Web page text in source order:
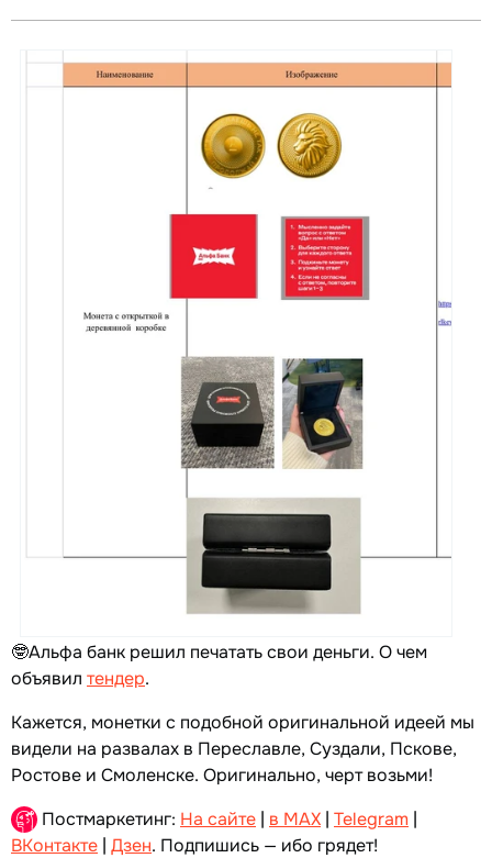
🤓Альфа банк решил печатать свои деньги. О чем
объявил тендер.
Кажется, монетки с подобной оригинальной идеей мы
видели на развалах в Переславле, Суздали, Пскове,
Ростове и Смоленске. Оригинально, черт возьми!
Постмаркетинг: На сайте | в MAX | Telegram |
ВКонтакте | Дзен. Подпишись — ибо грядет!